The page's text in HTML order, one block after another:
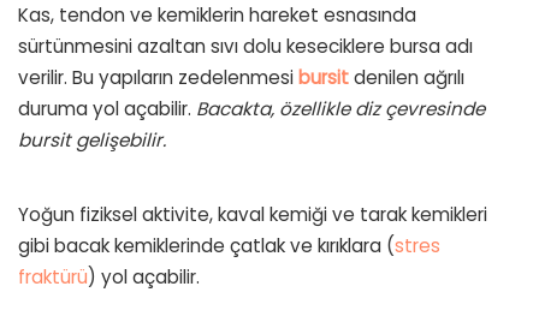
Kas, tendon ve kemiklerin hareket esnasında
sürtünmesini azaltan sıvı dolu keseciklere bursa adı
verilir. Bu yapıların zedelenmesi bursitdenilen ağrılı
duruma yol açabilir. Bacakta, özellikle diz çevresinde
bursit gelişebilir.
Yoğun fiziksel aktivite, kaval kemiği ve tarak kemikleri
gibi bacak kemiklerinde çatlak ve kırıklara (stres
fraktürü) yol açabilir.